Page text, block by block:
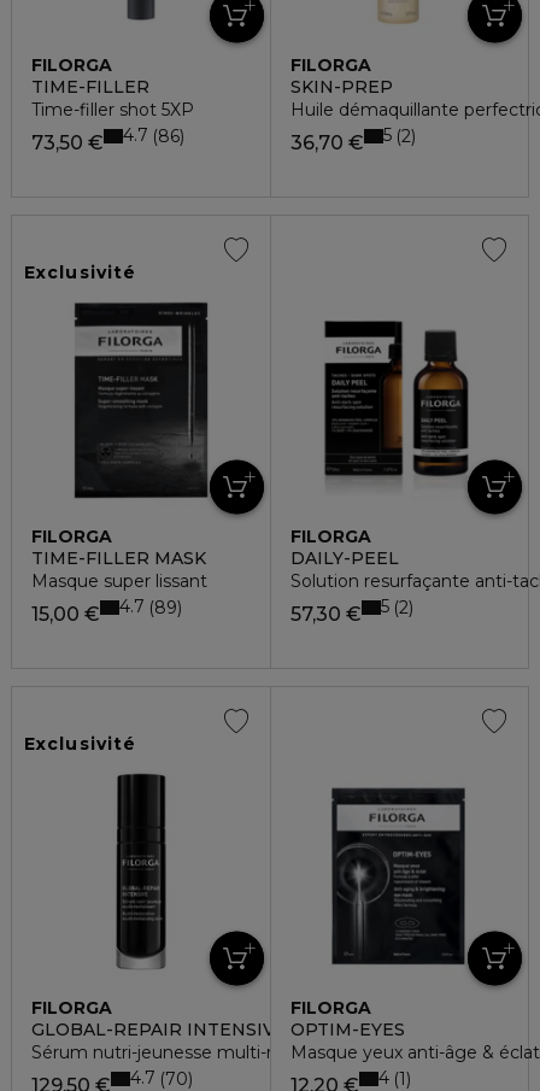
FILORGA
TIME-FILLER
Time-filler shot 5XP
73,50 € 4.7 86
FILORGA
SKIN-PREP
Huile démaquillante
36,70 € 5 2
Exclusivité
FILORGA
TIME-FILLER MASK
Masque super lissant
15,00 € 4.7 89
FILORGA
DAILY-PEEL
Solution resurfaçante anti-
57,30 € 5 2
Exclusivité
FILORGA
GLOBAL-REPAIR INTENSIVE
Sérum nutri-jeunesse multi-revitalisant
129,50 € 4.7 70
FILORGA
OPTIM-EYES
Masque yeux anti-âge & éclat
12,20 € 4 1